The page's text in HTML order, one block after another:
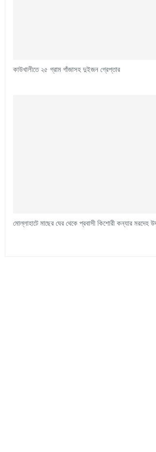
কাউখালীতে ২৫ গ্রাম গাঁজাসহ দুইজন গ্রেপ্তার
মোল্লাহাটে মাছের ঘের থেকে প্রবাসী কিশোরী কন্যার মরদেহ